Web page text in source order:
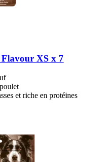
XS x 7
et riche en protéines